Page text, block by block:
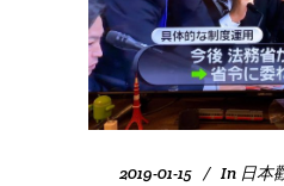
2019-01-15 In 日本